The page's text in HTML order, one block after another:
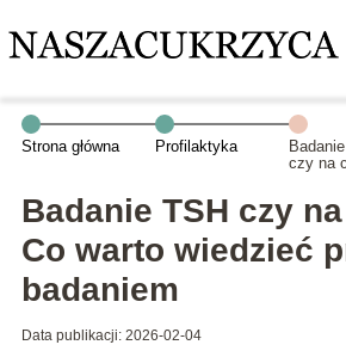
Strona główna Profilaktyka
czy na
Badanie TSH czy
Co warto wiedzieć
badaniem
Data publikacji: 2026-02-04